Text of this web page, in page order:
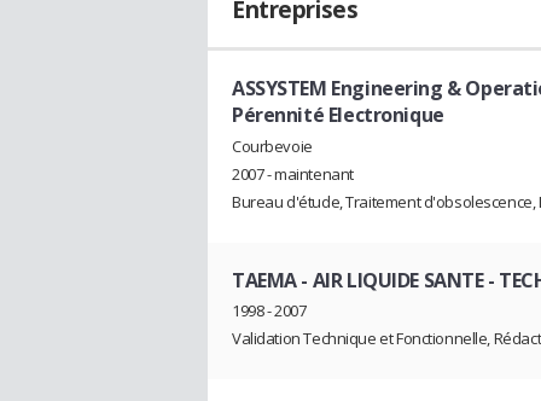
Entreprises
ASSYSTEM Engineering &
Pérennité Electronique
Courbevoie
2007 - maintenant
Bureau d'étude, Traitement
TAEMA - AIR LIQUIDE SANTE-
1998 - 2007
Validation Technique et Fonctionnelle,